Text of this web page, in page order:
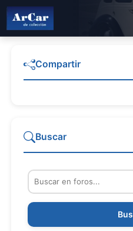
Compartir
Buscar